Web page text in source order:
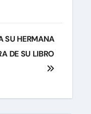
SU HERMANA
DE SU LIBRO